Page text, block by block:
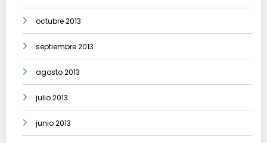
octubre 2013
septiembre 2013
agosto 2013
julio 2013
junio 2013